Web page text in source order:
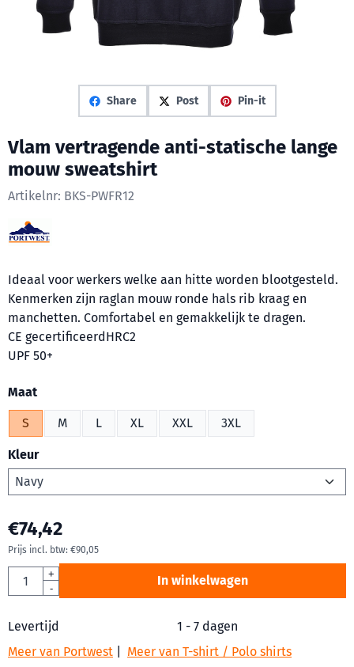
Share Post Pin-it
Vlam vertragende anti-statische lange
mouw sweatshirt
Artikelnr: BKS-PWFR12
Ideaal voor werkers welke aan hitte worden blootgesteld.
Kenmerken zijn raglan mouw ronde hals rib kraag en
manchetten. Comfortabel en gemakkelijk te dragen.
CE gecertificeerdHRC2
UPF 50+
Maak een keuze voor
Maat
S M L XL XXL 3XL
Kleur
€74,42
Prijs incl. btw: €90,05
Aantal
+
-
In winkelwagen
Levertijd
1 - 7 dagen
Meer van Portwest
Meer van T-shirt / Polo shirts